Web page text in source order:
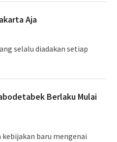
Aja
selalu diadakan setiap
Berlaku Mulai
kebijakan baru mengenai